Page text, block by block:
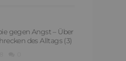
gegen Angst – Über
des Alltags (3)